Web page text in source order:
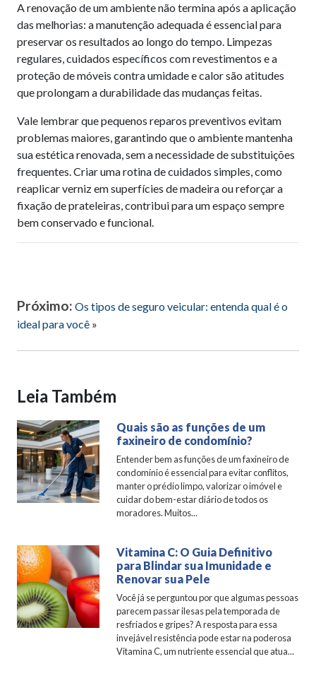
A renovação de um ambiente não termina após a aplicação
das melhorias: a manutenção adequada é essencial para
preservar os resultados ao longo do tempo. Limpezas
regulares, cuidados específicos com revestimentos e a
proteção de móveis contra umidade e calor são atitudes
que prolongam a durabilidade das mudanças feitas.
Vale lembrar que pequenos reparos preventivos evitam
problemas maiores, garantindo que o ambiente mantenha
sua estética renovada, sem a necessidade de substituições
frequentes. Criar uma rotina de cuidados simples, como
reaplicar verniz em superfícies de madeira ou reforçar a
fixação de prateleiras, contribui para um espaço sempre
bem conservado e funcional.
Próximo: Os tipos de seguro veicular: entenda qual é o
ideal para você »
Leia Também
Quais são as funções de um
faxineiro de condomínio?
Entender bem as funções de um faxineiro de
condomínio é essencial para evitar conflitos,
manter o prédio limpo, valorizar o imóvel e
cuidar do bem-estar diário de todos os
moradores. Muitos...
Vitamina C: O Guia Definitivo
para Blindar sua Imunidade e
Renovar sua Pele
Você já se perguntou por que algumas pessoas
parecem passar ilesas pela temporada de
resfriados e gripes? A resposta para essa
invejável resistência pode estar na poderosa
Vitamina C, um nutriente essencial que atua...